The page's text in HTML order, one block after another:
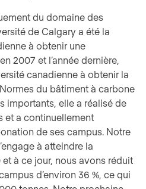
du domaine des
de Calgary a été la
à obtenir une
2007 et l’année dernière,
canadienne à obtenir la
du bâtiment à carbone
importants, elle a réalisé de
et a continuellement
de ses campus. Notre
à atteindre la
à ce jour, nous avons réduit
d’environ 36 %, ce qui